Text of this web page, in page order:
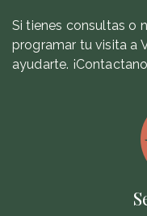
Si tienes consultas o
programar tu visita a
ayudarte.